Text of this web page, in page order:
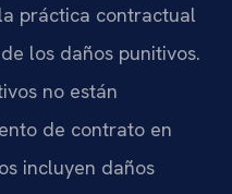
práctica contractual
los daños punitivos.
no están
de contrato en
incluyen daños